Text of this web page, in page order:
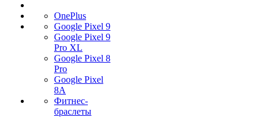
OnePlus
Google Pixel 9
Google Pixel 9
Pro XL
Google Pixel 8
Pro
Google Pixel
8A
Фитнес-
браслеты